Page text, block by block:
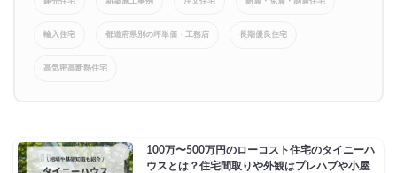
輸入住宅 都道府県別の坪単価・工務店 長期優良住宅
高気密高断熱住宅
100万〜500万円のローコスト住宅のタイニーハ
ウスとは？住宅間取りや外観はプレハブや小屋